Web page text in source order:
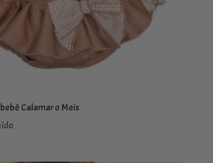
Calamaro Meis